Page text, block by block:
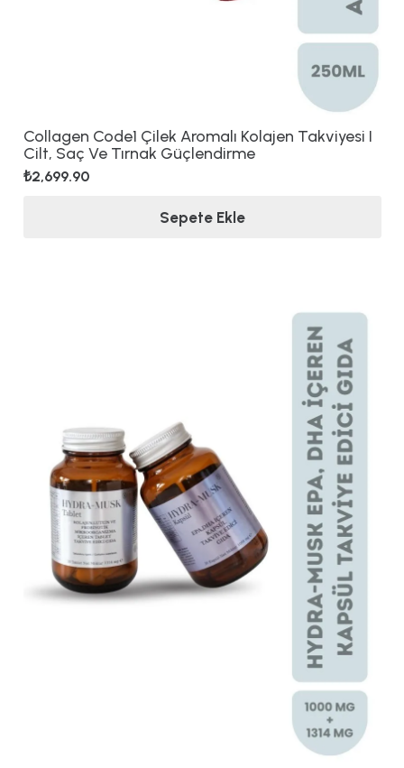
Collagen Code1 Çilek Aromalı Kolajen Takviyesi I
Cilt, Saç Ve Tırnak Güçlendirme
₺2,699.90
Sepete Ekle